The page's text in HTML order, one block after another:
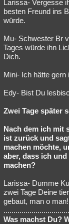
Larissa- Vergesse
besten Freund ins
würde.
Mu- Schwester Br
Tages würde ihn
Dich.
Mini- Ich hätte gern
Edy- Bist Du
Zwei Tage später
Nach dem ich mit
ist zurück und
machen möchte,
aber, dass ich
machen?
Larissa- Dumme
zwei Tage Deine
gebaut, man o
Was machst Du?